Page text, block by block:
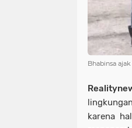
Bhabinsa
karena